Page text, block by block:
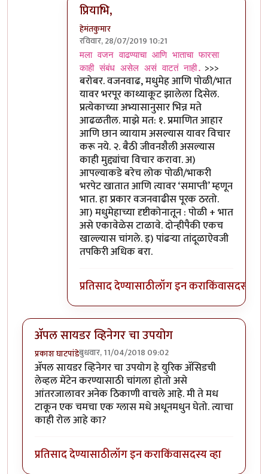
प्रियाभि,
हेमंतकुमार
रविवार, 28/07/2019 10:21
In reply toDisclaimer byप्रियाभि..
मला वजन वाढण्याचा आणि भाताचा फारसा
काही संबंध असेल असं वाटतं नाही. >>>
बरोबर. वजनवाढ, मधुमेह आणि पोळी/भात
यावर भरपूर काथ्याकूट झालेला दिसेल.
प्रत्येकाच्या अभ्यासानुसार भिन्न मते
आढळतील. माझे मत: १. प्रमाणित आहार
आणि छान व्यायाम असल्यास यावर विचार
करू नये. २. बैठी जीवनशैली असल्यास
काही मुद्द्यांचा विचार करावा. अ)
आपल्याकडे बरेच लोक पोळी/भाकरी
भरपेट खातात आणि त्यावर ‘समाप्ती’ म्हणून
भात. हा प्रकार वजनवाढीस पूरक ठरतो.
आ) मधुमेहाच्या दृष्टीकोनातून : पोळी + भात
असे एकावेळेस टाळावे. दोन्हीपैकी एकच
खाल्ल्यास चांगले. इ) पांढऱ्या तांदूळाऐवजी
तपकिरी अधिक बरा.
प्रतिसाद देण्यासाठीलॉग इन कराकिंवासदस्य व्हा
अ‍ॅपल सायडर व्हिनेगर चा उपयोग
प्रकाश घाटपांडेबुधवार, 11/04/2018 09:02
अ‍ॅपल सायडर व्हिनेगर चा उपयोग हे युरिक अ‍ॅसिडची
लेव्हल मेंटेन करण्यासाठी चांगला होतो असे
आंतरजालावर अनेक ठिकाणी वाचले आहे. मी ते मध
टाकून एक चमचा एक ग्लास मधे अधूनमधुन घेतो. त्याचा
काही रोल आहे का?
प्रतिसाद देण्यासाठीलॉग इन कराकिंवासदस्य व्हा